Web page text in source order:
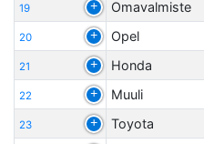
19 Omavalmiste
20 Opel
21 Honda
22 Muuli
23 Toyota